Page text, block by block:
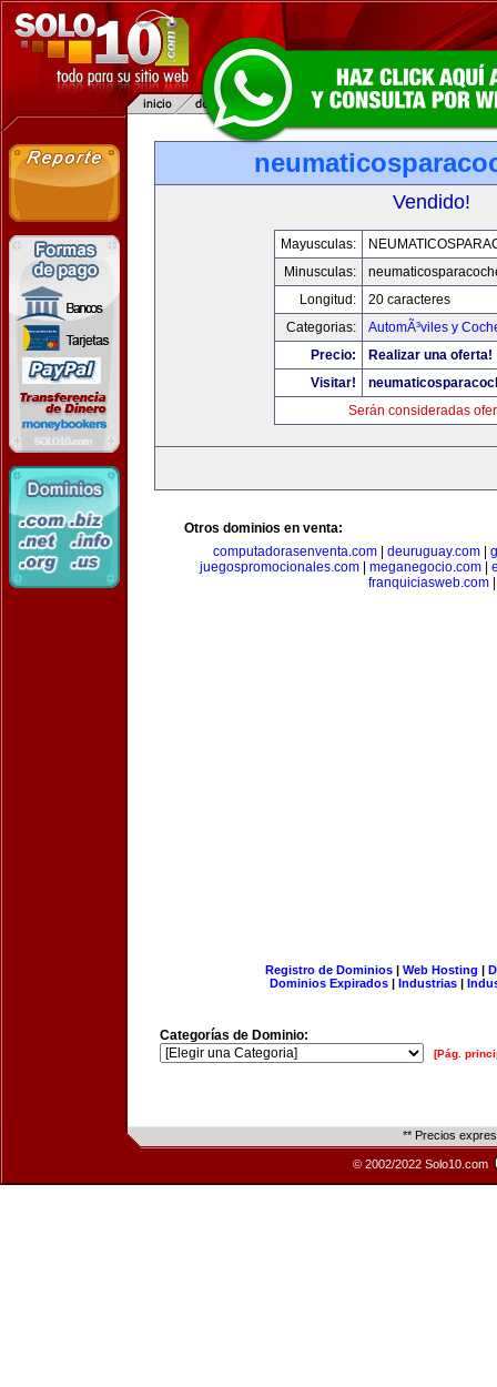
Vendido!
Mayusculas:
Minusculas:
Longitud:
20 caracteres
Categorias:
AutomÃ³viles y
Precio:
Realizar una oferta!
Visitar!
Serán consideradas
Otros dominios en venta:
computadorasenventa.com| deuruguay.com|
juegospromocionales.com
meganegocio.com
franquiciasweb.com|
Registro de Dominios| Web Hosting |
Dominios Expirados | Industrias |
Categorías de Dominio:
[Pág.
** Precios
© 2002/2022 Solo10.com